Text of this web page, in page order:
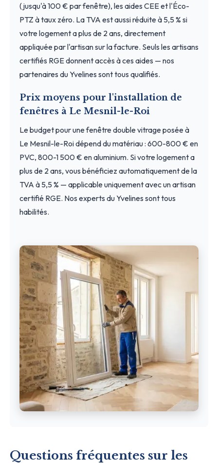
(jusqu'à 100 € par fenêtre), les aides CEE et l'Éco-
PTZ à taux zéro. La TVA est aussi réduite à 5,5 % si
votre logement a plus de 2 ans, directement
appliquée par l'artisan sur la facture. Seuls les artisans
certifiés RGE donnent accès à ces aides — nos
partenaires du Yvelines sont tous qualifiés.
Prix moyens pour l'installation de
fenêtres à Le Mesnil-le-Roi
Le budget pour une fenêtre double vitrage posée à
Le Mesnil-le-Roi dépend du matériau : 600-800 € en
PVC, 800-1 500 € en aluminium. Si votre logement a
plus de 2 ans, vous bénéficiez automatiquement de la
TVA à 5,5 % — applicable uniquement avec un artisan
certifié RGE. Nos experts du Yvelines sont tous
habilités.
Questions fréquentes sur les